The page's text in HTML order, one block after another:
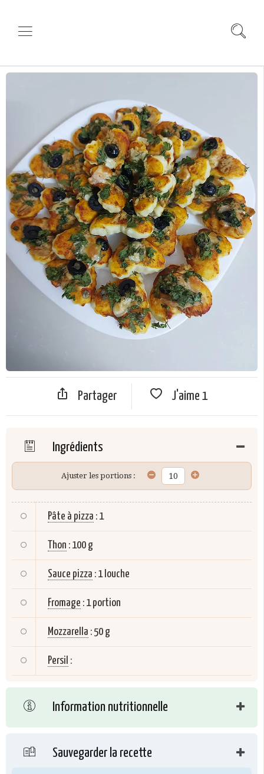
Partager J'aime 1
Ingrédients
Ajuster les portions :
Pâte à pizza : 1
Thon : 100 g
Sauce pizza : 1 louche
Fromage : 1 portion
Mozzarella : 50 g
Persil :
Information nutritionnelle
Sauvegarder la recette